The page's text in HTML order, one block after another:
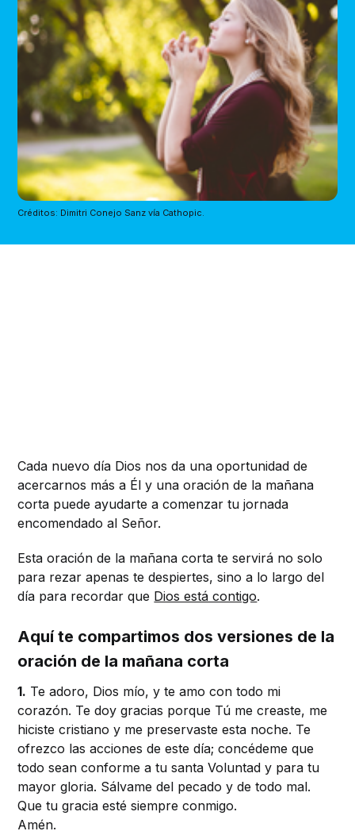
Créditos: Dimitri Conejo Sanz vía Cathopic.
Cada nuevo día Dios nos da una oportunidad de
acercarnos más a Él y una oración de la mañana
corta puede ayudarte a comenzar tu jornada
encomendado al Señor.
Esta oración de la mañana corta te servirá no solo
para rezar apenas te despiertes, sino a lo largo del
día para recordar que Dios está contigo.
Aquí te compartimos dos versiones de la
oración de la mañana corta
1. Te adoro, Dios mío, y te amo con todo mi
corazón. Te doy gracias porque Tú me creaste, me
hiciste cristiano y me preservaste esta noche. Te
ofrezco las acciones de este día; concédeme que
todo sean conforme a tu santa Voluntad y para tu
mayor gloria. Sálvame del pecado y de todo mal.
Que tu gracia esté siempre conmigo.
Amén.